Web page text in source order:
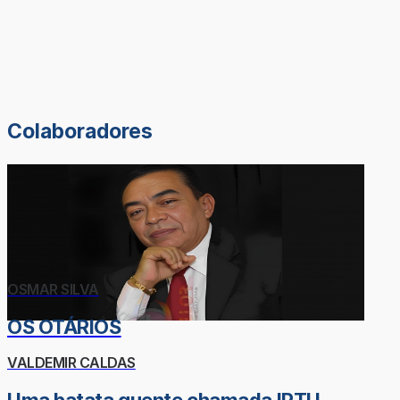
Colaboradores
OSMAR SILVA
OS OTÁRIOS
VALDEMIR CALDAS